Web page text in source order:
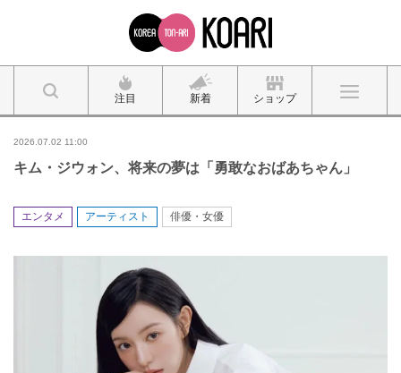
注目 新着 ショップ
2026.07.02 11:00
キム・ジウォン、将来の夢は「勇敢なおばあちゃん」
エンタメ アーティスト 俳優・女優